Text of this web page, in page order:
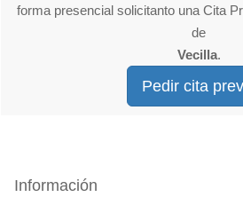
forma presencial solicitanto una Cita
de
Vecilla.
Pedir cita
Información